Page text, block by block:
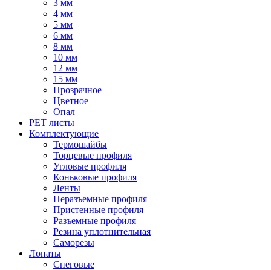
3 мм
4 мм
5 мм
6 мм
8 мм
10 мм
12 мм
15 мм
Прозрачное
Цветное
Опал
PET листы
Комплектующие
Термошайбы
Торцевые профиля
Угловые профиля
Коньковые профиля
Ленты
Неразъемные профиля
Пристенные профиля
Разъемные профиля
Резина уплотнительная
Саморезы
Лопаты
Снеговые